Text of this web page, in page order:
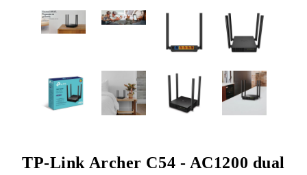
TP-Link Archer C54 - AC1200 dual